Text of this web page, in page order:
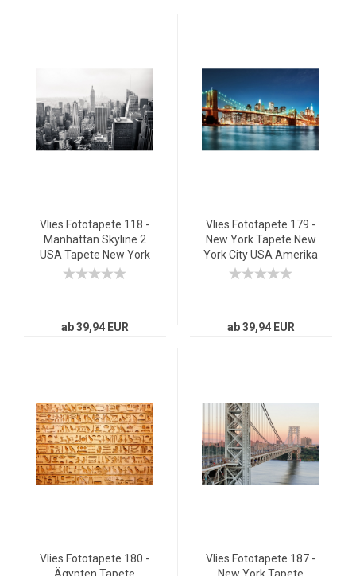
Vlies Fototapete 118 -
Manhattan Skyline 2
USA Tapete New York
City Amerika Empire
ab 39,94 EUR
Vlies Fototapete 179 -
New York Tapete New
York City USA Amerika
Empire State Building
ab 39,94 EUR
Vlies Fototapete 180 -
Vlies Fototapete 187 -